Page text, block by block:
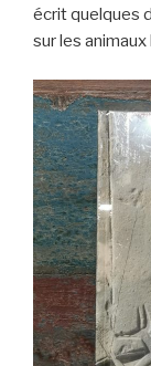
écrit quelques
sur les animaux